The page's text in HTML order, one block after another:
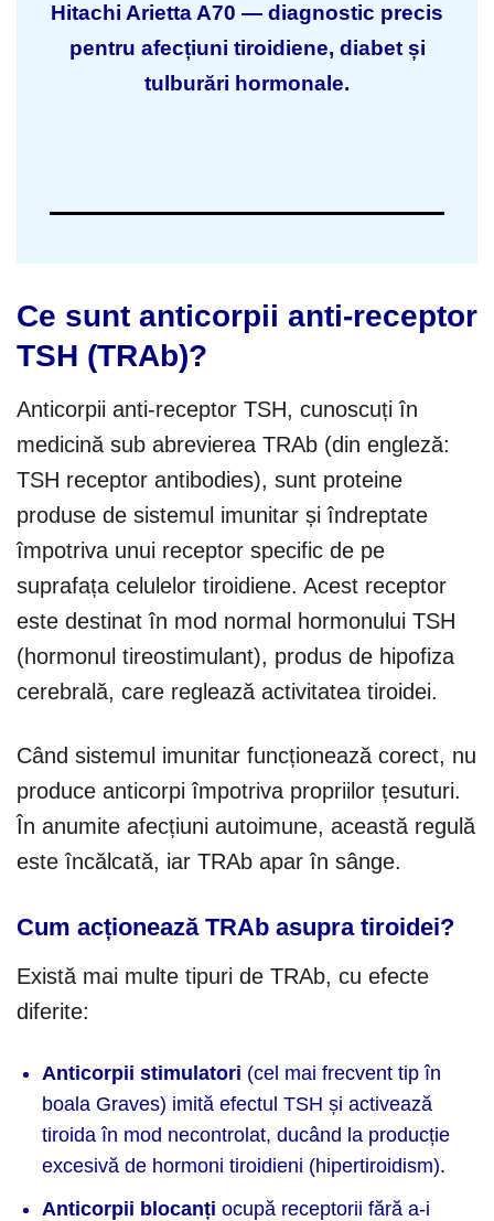
Hitachi Arietta A70 — diagnostic precis
pentru afecțiuni tiroidiene, diabet și
tulburări hormonale.
Ce sunt anticorpii anti-receptor
TSH (TRAb)?
Anticorpii anti-receptor TSH, cunoscuți în
medicină sub abrevierea TRAb (din engleză:
TSH receptor antibodies), sunt proteine
produse de sistemul imunitar și îndreptate
împotriva unui receptor specific de pe
suprafața celulelor tiroidiene. Acest receptor
este destinat în mod normal hormonului TSH
(hormonul tireostimulant), produs de hipofiza
cerebrală, care reglează activitatea tiroidei.
Când sistemul imunitar funcționează corect, nu
produce anticorpi împotriva propriilor țesuturi.
În anumite afecțiuni autoimune, această regulă
este încălcată, iar TRAb apar în sânge.
Cum acționează TRAb asupra tiroidei?
Există mai multe tipuri de TRAb, cu efecte
diferite:
Anticorpii stimulatori (cel mai frecvent tip în
boala Graves) imită efectul TSH și activează
tiroida în mod necontrolat, ducând la producție
excesivă de hormoni tiroidieni (hipertiroidism).
Anticorpii blocanți ocupă receptorii fără a-i